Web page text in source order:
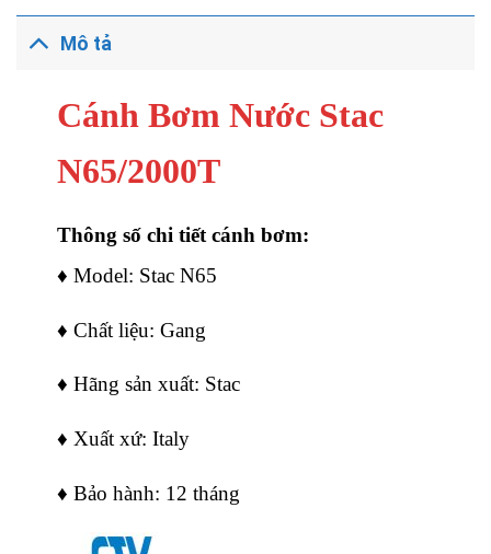
Mô tả
Cánh Bơm Nước Stac
N65/2000T
Thông số chi tiết cánh bơm:
♦ Model: Stac N65
♦ Chất liệu: Gang
♦ Hãng sản xuất: Stac
♦ Xuất xứ: Italy
♦ Bảo hành: 12 tháng